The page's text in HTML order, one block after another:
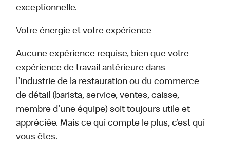
exceptionnelle.
Votre énergie et votre expérience
Aucune expérience requise, bien que votre
expérience de travail antérieure dans
l’industrie de la restauration ou du commerce
de détail (barista, service, ventes, caisse,
membre d’une équipe) soit toujours utile et
appréciée. Mais ce qui compte le plus, c’est qui
vous êtes.